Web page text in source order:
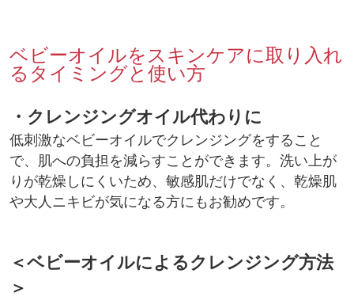
ベビーオイルをスキンケアに取り入れ
るタイミングと使い方
・クレンジングオイル代わりに
低刺激なベビーオイルでクレンジングをすること
で、肌への負担を減らすことができます。洗い上が
りが乾燥しにくいため、敏感肌だけでなく、乾燥肌
や大人ニキビが気になる方にもお勧めです。
＜ベビーオイルによるクレンジング方法
＞